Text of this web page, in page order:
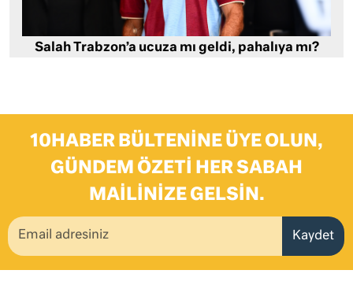
Salah Trabzon’a ucuza mı geldi, pahalıya mı?
10HABER BÜLTENINE ÜYE OLUN,
GÜNDEM ÖZETI HER SABAH
MAILINIZE GELSIN.
Kaydet